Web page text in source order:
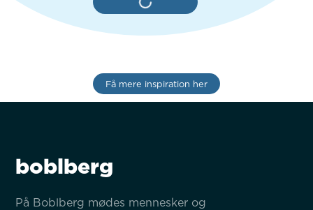
Få mere inspiration her
boblberg
På Boblberg mødes mennesker og